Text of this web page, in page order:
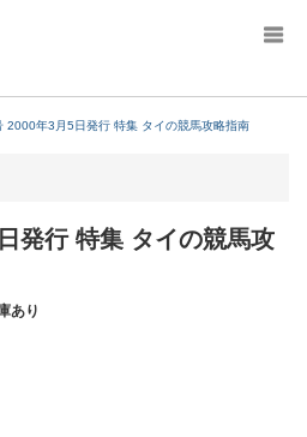
2000年3月5日発行 特集 タイの競馬攻略指南
発行 特集 タイの競馬攻
あり